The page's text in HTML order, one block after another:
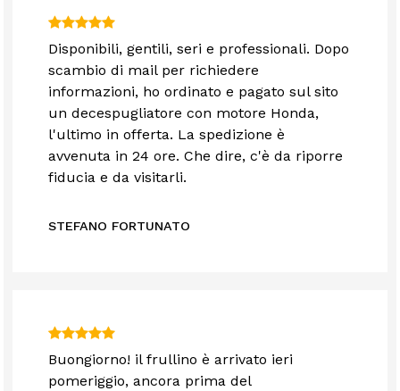
Disponibili, gentili, seri e professionali. Dopo
scambio di mail per richiedere
informazioni, ho ordinato e pagato sul sito
un decespugliatore con motore Honda,
l'ultimo in offerta. La spedizione è
avvenuta in 24 ore. Che dire, c'è da riporre
fiducia e da visitarli.
STEFANO FORTUNATO
Buongiorno! il frullino è arrivato ieri
pomeriggio, ancora prima del